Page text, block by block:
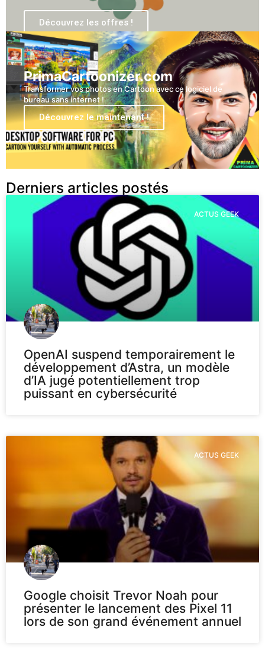
Découvrez les offres !
PrimaCartoonizer.com
Transformer vos photos en Cartoon avec ce logiciel de
bureau sans internet !
Découvrez le maintenant !
Derniers articles postés
ACTUS GEEK
OpenAI suspend temporairement le
développement d’Astra, un modèle
d’IA jugé potentiellement trop
puissant en cybersécurité
ACTUS GEEK
Google choisit Trevor Noah pour
présenter le lancement des Pixel 11
lors de son grand événement annuel